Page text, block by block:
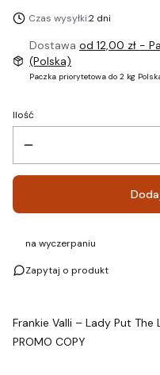
Czas wysyłki:2 dni
Dostawaod 12,00 zł -
(Polska)
Paczka priorytetowa do 2 kg
Ilość
na wyczerpaniu
Zapytaj o produkt
Frankie Valli – Lady Put
PROMO COPY